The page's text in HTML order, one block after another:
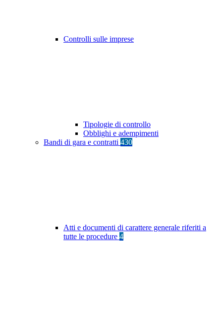
Controlli sulle imprese
Tipologie di controllo
Obblighi e adempimenti
Bandi di gara e contratti 430
Atti e documenti di carattere generale riferiti a
tutte le procedure 4